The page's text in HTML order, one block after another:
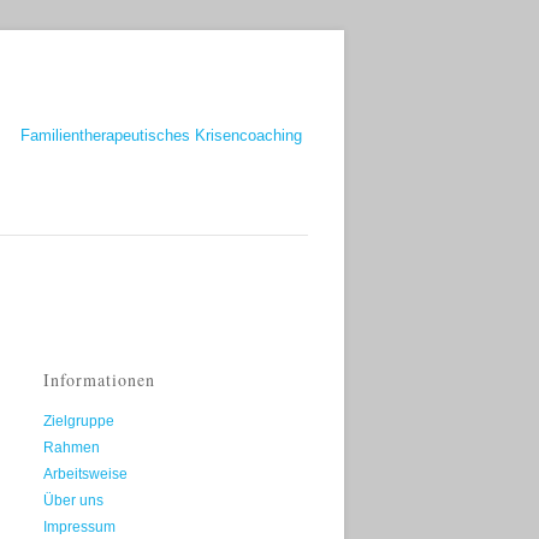
Familientherapeutisches Krisencoaching
Informationen
Zielgruppe
Rahmen
Arbeitsweise
Über uns
Impressum